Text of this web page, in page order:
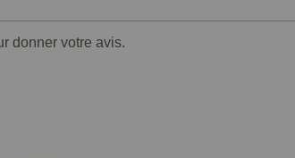
donner votre avis.